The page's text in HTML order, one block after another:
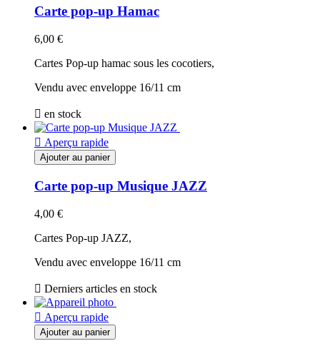
Carte pop-up Hamac
6,00 €
Cartes Pop-up hamac sous les cocotiers,
Vendu avec enveloppe 16/11 cm
 en stock
 Aperçu rapide
Ajouter au panier
Carte pop-up Musique JAZZ
4,00 €
Cartes Pop-up JAZZ,
Vendu avec enveloppe 16/11 cm
 Derniers articles en stock
 Aperçu rapide
Ajouter au panier